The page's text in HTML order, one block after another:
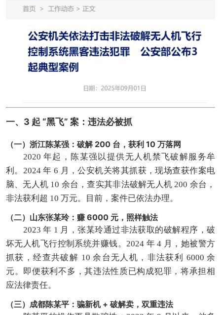
一、3 起 “黑飞” 案：违法必被抓
（一）浙江陈某强：破解 200 台，获利 10 万落网
2020 年起，陈某强以提供无人机禁飞破解服务牟
利。2024 年 6 月，公安机关将其抓获，现场查获作案电
脑、无人机 10 余台，查实其非法破解无人机 200 余台，
非法获利超 10 万元。目前，案件已依法办理。
（二）山东张某玲：赚 6000 元，照样触法
2023 年 1 月，张某玲通过非法获取的破解程序，破
坏无人机飞行控制系统并赚钱。2024 年 4 月，她被警方
抓获，经查共破解 10 余台无人机，非法获利 6000 余
元。即便获利不多，其违法性质已构成犯罪，将承担相
应法律责任。
（三）成都陈某平：骗新机 + 破解卖，双重违法